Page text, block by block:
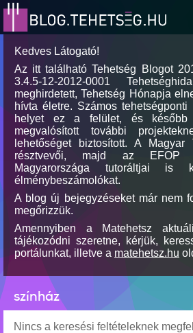
Kedves Látogató!
Az itt található Tehetség Blogot
3.4.5-12-2012-0001
meghirdetett, Tehetség Hónapja
hívta életre. Számos tehetségponti
helyet ez a felület, és később
megvalósított további
lehetőséget biztosított. A Magyar
résztvevői, majd az EFOP
Magyarországa tutoráltjai is
élménybeszámolókat.
A blog új bejegyzéseket már nem
megőrizzük.
Amennyiben a Matehetsz
tájékozódni szeretne, kérjük,
portálunkat, illetve a matehetsz.hu
színház
Nincs a keresési feltételeknek